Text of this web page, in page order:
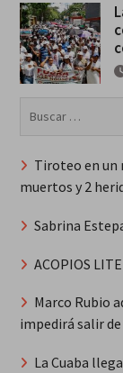
Tiroteo en un
muertos y 2
Sabrina
ACOPIOS
Marco Rubio
impedirá salir
La Cuaba